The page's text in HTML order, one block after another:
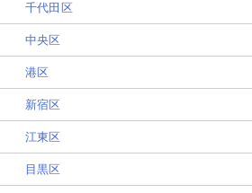
千代田区
中央区
港区
新宿区
江東区
目黒区